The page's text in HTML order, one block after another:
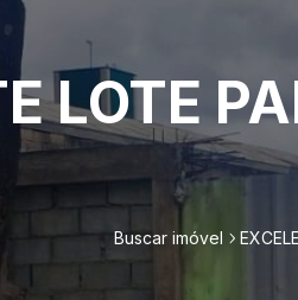
LOTE
Buscar imóvel